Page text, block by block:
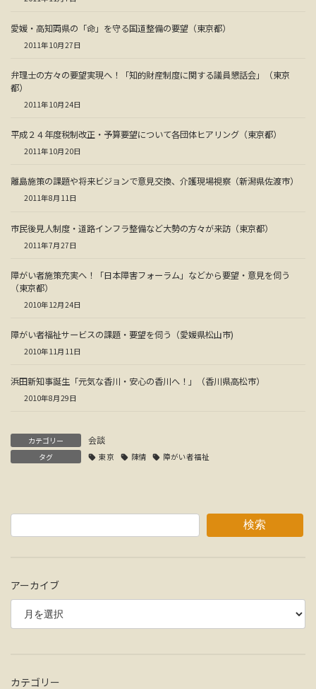
愛媛・高知両県の「命」を守る国道整備の要望（東京都）
2011年10月27日
弁理士の方々の要望実現へ！「知的財産制度に関する議員懇話会」（東京
都）
2011年10月24日
平成２４年度税制改正・予算要望について各団体ヒアリング（東京都）
2011年10月20日
離島施策の課題や将来ビジョンで意見交換、介護現場視察（新潟県佐渡市）
2011年8月11日
市民後見人制度・道路インフラ整備など大勢の方々が来訪（東京都）
2011年7月27日
障がい者施策充実へ！「日本障害フォーラム」などから要望・意見を伺う
（東京都）
2010年12月24日
障がい者福祉サービスの課題・要望を伺う（愛媛県松山市)
2010年11月11日
浜田新知事誕生「元気な香川・安心の香川へ！」（香川県高松市）
2010年8月29日
カテゴリー 会談
タグ 東京 陳情 障がい者福祉
検索
アーカイブ
カテゴリー